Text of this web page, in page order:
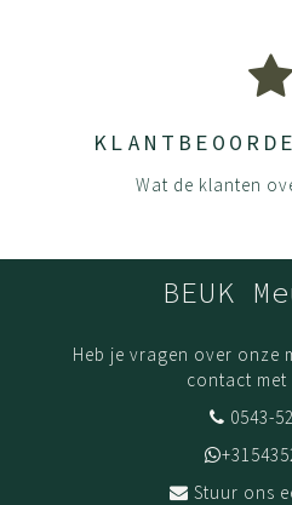
Wat de klanten
BEUK
Heb je vragen over onze
contact met
0543-
Stuur ons